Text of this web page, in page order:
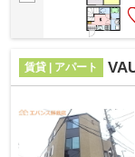
賃貸 | アパート